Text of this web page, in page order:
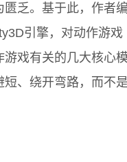
乏。基于此，作者编
引擎，对动作游戏
戏有关的几大核心模
、绕开弯路，而不是